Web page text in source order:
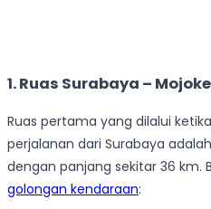
1. Ruas Surabaya –
Ruas pertama yang dilalui
perjalanan dari Surabaya
dengan panjang sekitar 36 km.
golongan kendaraan: